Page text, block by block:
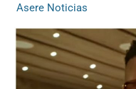
Asere Noticias